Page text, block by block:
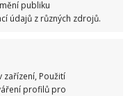
publiku
údajů z různých zdrojů.
Použití
profilů pro